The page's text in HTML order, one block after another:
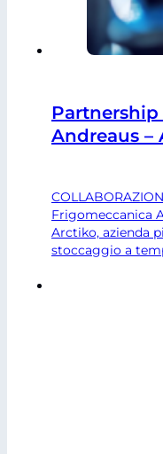
Andreaus –
Frigomeccanica
Arctiko, azienda
stoccaggio a